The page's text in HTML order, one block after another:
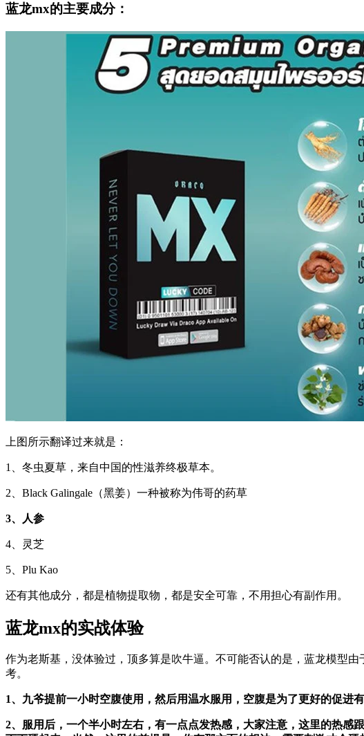
蓝龙mx的主要成分：
上图所示翻译过来就是：
1、冬虫夏草，来自中国的性滋养终极草本。
2、Black Galingale（黑姜）一种被称为伟哥的药草
3、人参
4、灵芝
5、Plu Kao
还有其他成分，都是植物提取物，都是安全可靠，不用担心有副作用。
蓝龙mx的实战体验
作为老斯基，没体验过，顶多算是吹牛逼。不可能否认的是，蓝龙模型
考。
1、九爷提前一小时空腹使用，然后用温水服用，空腹是为了更好的促进
2、服用后，一个半小时左右，有一点点发热感，大家注意，这里的热